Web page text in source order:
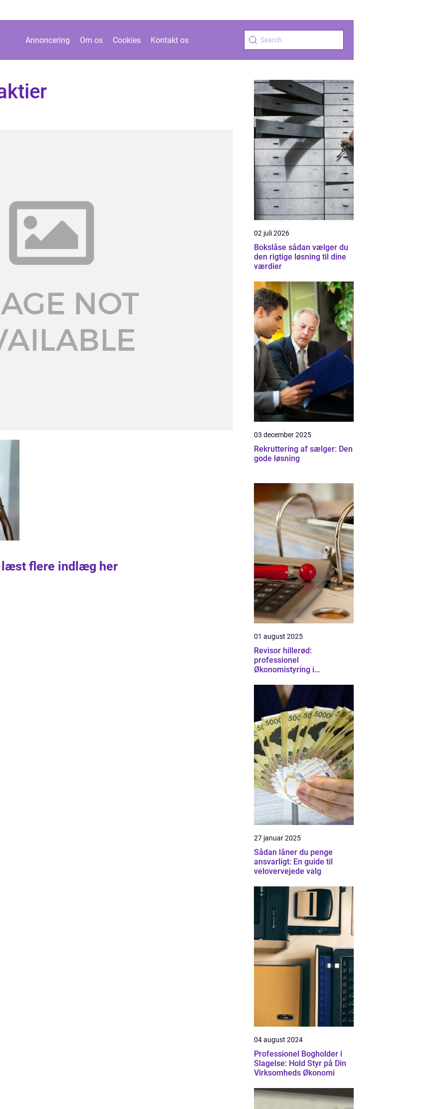
Annoncering Om os Cookies Kontakt os
læst flere indlæg her
02 juli 2026
Bokslåse sådan vælger du
den rigtige løsning til dine
værdier
03 december 2025
Rekruttering af sælger: Den
gode løsning
01 august 2025
Revisor hillerød:
professionel
Økonomistyring i
27 januar 2025
Sådan låner du penge
ansvarligt: En guide til
velovervejede valg
04 august 2024
Professionel Bogholder i
Slagelse: Hold Styr på Din
Virksomheds Økonomi